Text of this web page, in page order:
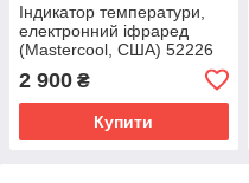
Індикатор температури,
електронний іфраред
(Mastercool, США) 52226
2 900 ₴
Купити